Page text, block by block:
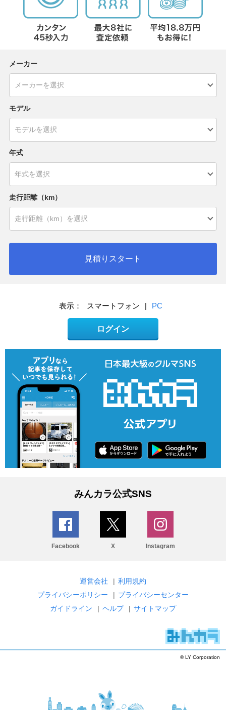
メーカー
モデル
年式
走行距離（km）
見積りスタート
表示： スマートフォン | PC
ログイン
みんカラ公式SNS
Facebook X Instagram
運営会社 | 利用規約
プライバシーポリシー
| プライバシーセンター
ガイドライン
| ヘルプ | サイトマップ
© LY Corporation